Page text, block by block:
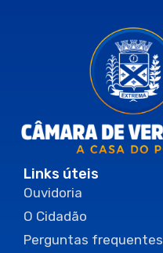
Links úteis
Ouvidoria
O Cidadão
Perguntas frequentes